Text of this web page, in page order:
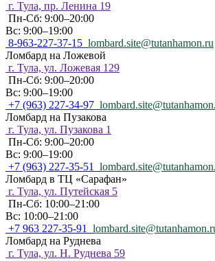
г. Тула, пр. Ленина 19
Пн-Сб: 9:00–20:00
Вс: 9:00–19:00
8-963-227-37-15 lombard.site@tutanhamon.ru
Ломбард на Ложевой
г. Тула, ул. Ложевая 129
Пн-Сб: 9:00–20:00
Вс: 9:00–19:00
+7 (963) 227-34-97
Ломбард на Пузакова
г. Тула, ул. Пузакова 1
Пн-Сб: 9:00–20:00
Вс: 9:00–19:00
+7 (963) 227-35-51
Ломбард в ТЦ «Сарафан»
г. Тула, ул. Путейская 5
Пн-Сб: 10:00–21:00
Вс: 10:00–21:00
+7 963 227-35-91
Ломбард на Руднева
г. Тула, ул. Н. Руднева 59